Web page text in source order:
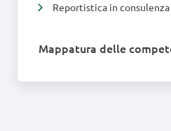
Reportistica in consulenza
Mappatura delle